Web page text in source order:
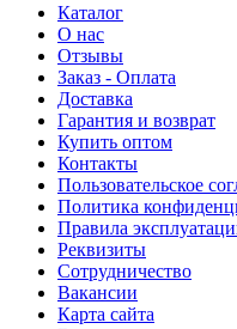
Каталог
О нас
Отзывы
Заказ - Оплата
Доставка
Гарантия и возврат
Купить оптом
Контакты
Пользовательское
Политика
Правила
Реквизиты
Сотрудничество
Вакансии
Карта сайта